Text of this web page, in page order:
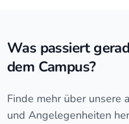
Was passiert
dem Campus?
Finde mehr über unsere
und Angelegenheiten